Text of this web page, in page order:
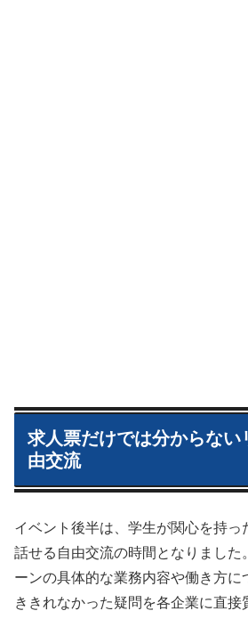
求人票だけでは分からない
由交流
イベント後半は、学生が関心を持っ
話せる自由交流の時間となりました
ーンの具体的な業務内容や働き方に
ききれなかった疑問を各企業に直接